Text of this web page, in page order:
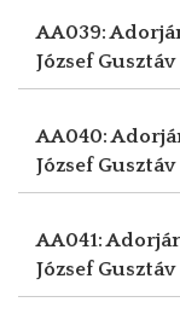
AA039:
József Gusztáv
AA040:
József Gusztáv
AA041:
József Gusztáv